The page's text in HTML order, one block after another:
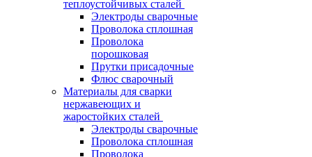
теплоустойчивых сталей
Электроды сварочные
Проволока сплошная
Проволока
порошковая
Прутки присадочные
Флюс сварочный
Материалы для сварки
нержавеющих и
жаростойких сталей
Электроды сварочные
Проволока сплошная
Проволока